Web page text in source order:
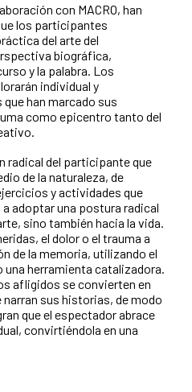
con MACRO, han
los participantes
del arte del
biográfica,
y la palabra. Los
individual y
han marcado sus
como epicentro tanto del
radical del participante que
de la naturaleza, de
y actividades que
adoptar una postura radical
sino también hacia la vida.
el dolor o el trauma a
de la memoria, utilizando el
herramienta catalizadora.
afligidos se convierten en
sus historias, de modo
que el espectador abrace
convirtiéndola en una